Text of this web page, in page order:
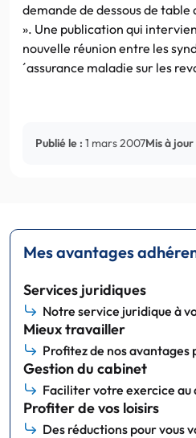
demande de dessous de table
». Une publication qui
nouvelle réunion entre les
´assurance maladie sur les
Publié le : 1 mars 2007Mis à jour
Mes avantages
Services juridiques
Notre service juridique à
Mieux travailler
Profitez de nos avantages
Gestion du cabinet
Faciliter votre exercice au
Profiter de vos loisirs
Des réductions pour vous